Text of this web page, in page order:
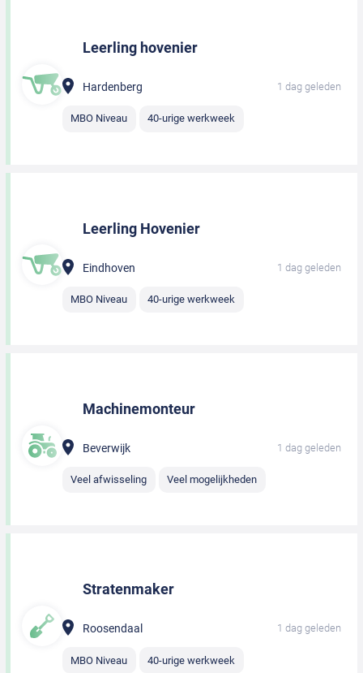
Leerling hovenier
Hardenberg 1 dag geleden
MBO Niveau 40-urige werkweek
Leerling Hovenier
Eindhoven 1 dag geleden
MBO Niveau 40-urige werkweek
Machinemonteur
Beverwijk 1 dag geleden
Veel afwisseling Veel mogelijkheden
Stratenmaker
Roosendaal 1 dag geleden
MBO Niveau 40-urige werkweek